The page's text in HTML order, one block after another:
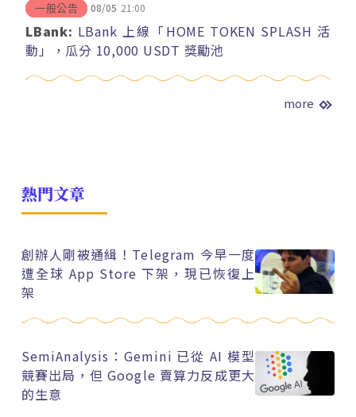
一般公告 08/05 21:00
LBank: LBank 上線「HOME TOKEN SPLASH 活
動」，瓜分 10,000 USDT 獎勵池
more
熱門文章
創辦人剛被通緝！Telegram 今早一度
遭全球 App Store 下架，現已恢復上
架
SemiAnalysis：Gemini 已從 AI 模型
競賽出局，但 Google 賣算力反成更大
的生意